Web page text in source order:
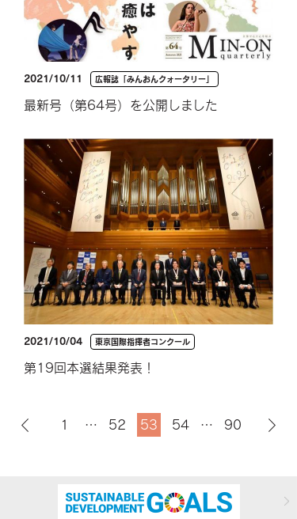
2021/10/11 広報誌「みんおんクォータリー」
最新号（第64号）を公開しました
2021/10/04 東京国際指揮者コンクール
第19回本選結果発表！
1 … 52 53 54 … 90